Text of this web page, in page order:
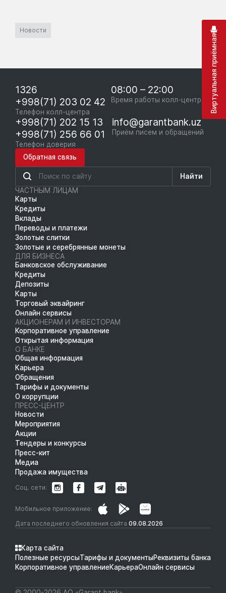
Новости
1326
+998(71) 203 02 42
Телефон колл-центра
08:00 – 22:00
Время работы колл-центра
+998(71) 202 15 13
+998(71) 256 66 01
Телефон доверия
info@garantbank.uz
Приём писем и обращений
Обратная связь
Найти
ЧАСТНЫМ ЛИЦАМ
Карты
Кредиты
Вклады
Переводы и платежи
Золотые слитки
Золотые и серебрянные монеты
ДЛЯ БИЗНЕСА
Банковское обслуживание
Кредиты
Депозиты
Карты
Торговый эквайринг
Онлайн сервисы
АКЦИОНЕРАМ И ИНВЕСТОРАМ
Корпоративное управление
Открытая информация
О БАНКЕ
Общая информация
Карьера
Обращения
Тарифы и документы
О коррупции
ПРЕСС-ЦЕНТР
Новости
Мероприятия
Акции
Тендеры и конкурсы
Пресс-кит
Медиа
Продажа имущества
Дата последнего обновления сайта 09.08.2026
Мобильное приложение:
Соц. сети:
Карта сайта
Полезные ресурсыТарифы и документыРеквизиты банка
Корпоративное управлениеКарьераОнлайн сервисы
Виртуальная приёмная